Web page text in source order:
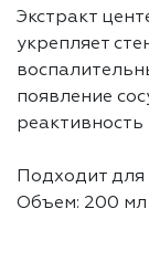
Экстракт
укрепляет
появление
Подходит для
Объем: 200 мл